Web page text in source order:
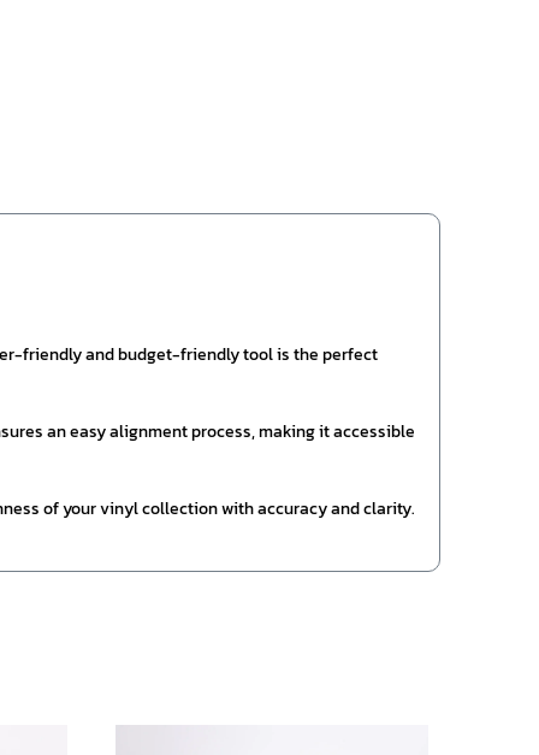
friendly and budget-friendly tool is the perfect
an easy alignment process, making it accessible
of your vinyl collection with accuracy and clarity.